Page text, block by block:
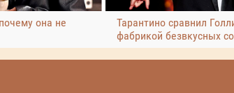
она не
Тарантино сравнил
фабрикой безвкусных